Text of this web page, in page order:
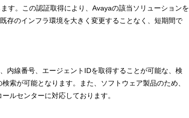
す。この認証取得により、Avayaの該当ソリューションを
存のインフラ環境を大きく変更することなく、短期間で
内線番号、エージェントIDを取得することが可能な、検
索が可能となります。また、ソフトウェア製品のため、
ルセンターに対応しております。